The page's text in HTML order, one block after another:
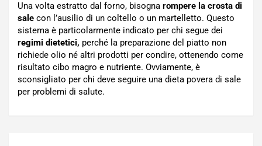
Una volta estratto dal forno, bisogna rompere la crosta di
sale con l’ausilio di un coltello o un martelletto. Questo
sistema è particolarmente indicato per chi segue dei
regimi dietetici, perché la preparazione del piatto non
richiede olio né altri prodotti per condire, ottenendo come
risultato cibo magro e nutriente. Ovviamente, è
sconsigliato per chi deve seguire una dieta povera di sale
per problemi di salute.